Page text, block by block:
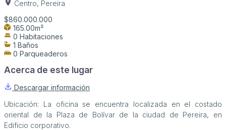
Centro, Pereira
$860.000.000
165.00m²
0 Habitaciones
1 Baños
0 Parqueaderos
Acerca de este lugar
Descargar información
Ubicación: La oficina se encuentra localizada en el costado
oriental de la Plaza de Bolívar de la ciudad de Pereira, en
Edificio corporativo.